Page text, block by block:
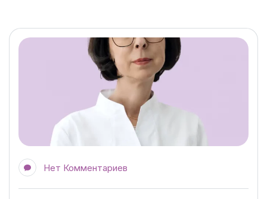
Нет Комментариев